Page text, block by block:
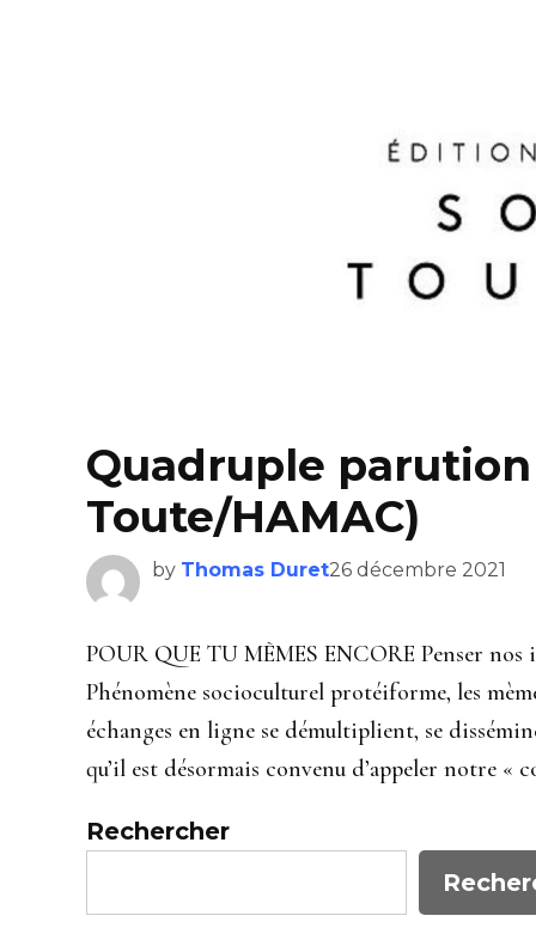
Quadruple
Toute/HAMAC)
by Thomas Duret26 décembre 2021
POUR QUE TU MÈMES ENCORE Penser
Phénomène socioculturel protéiforme, les
échanges en ligne se démultiplient, se
qu’il est désormais convenu d’appeler notre
Rechercher